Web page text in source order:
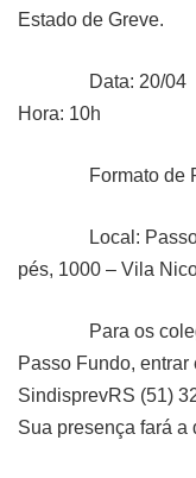
Estado de Greve.
Data: 20/04
Hora: 10h
Formato de
Local:
pés, 1000 – Vila
Para os
Passo Fundo,
SindisprevRS (51)
Sua presença fará a